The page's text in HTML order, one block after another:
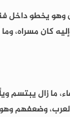
وهو يخطو داخل
كان مسراه،
زال يبتسم
وضعفهم